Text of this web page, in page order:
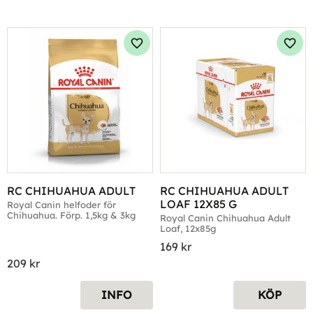
RC CHIHUAHUA ADULT
Royal Canin helfoder för
Chihuahua. Förp. 1,5kg & 3kg
209 kr
Lägg till i favoriter
INFO
RC CHIHUAHUA ADULT
LOAF 12X85 G
Royal Canin Chihuahua Adult
Loaf, 12x85g
169 kr
KÖP